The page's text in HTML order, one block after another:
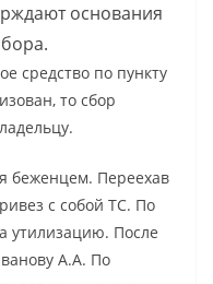
основания
средство по пункту
то сбор
беженцем. Переехав
с собой ТС. По
утилизацию. После
А.А. По